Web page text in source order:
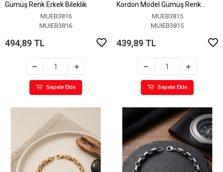
Gümüş Renk Erkek Bileklik
MUEB3816
MUIEB3816
494,89 TL
Sepete Ekle
Kordon Model Gümüş Renk
Erkek BileklikMUEB3815
MUIEB3815
439,89 TL
Sepete Ekle